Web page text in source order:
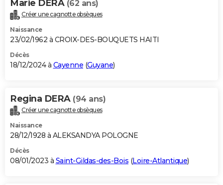
Bricolage
Lifestyle
Culture
Sport
Auto
Television
Voyage
Cinema
Marie DERA (62 ans)
Créer une cagnotte obsèques
Naissance
23/02/1962 à CROIX-DES-BOUQUETS HAITI
Décès
18/12/2024 à Cayenne (Guyane)
Regina DERA (94 ans)
Créer une cagnotte obsèques
Naissance
28/12/1928 à ALEKSANDYA POLOGNE
Décès
08/01/2023 à Saint-Gildas-des-Bois (Loire-Atlantique)